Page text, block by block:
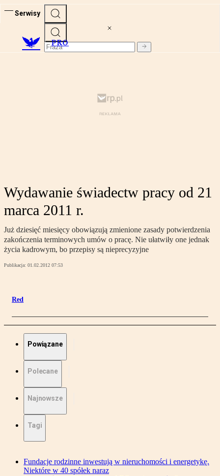
Serwisy
PRO
Wydawanie świadectw pracy od 21
marca 2011 r.
Już dziesięć miesięcy obowiązują zmienione zasady potwierdzenia
zakończenia terminowych umów o pracę. Nie ułatwiły one jednak
życia kadrowym, bo przepisy są nieprecyzyjne
Publikacja: 01.02.2012 07:53
Red
Powiązane
Polecane
Najnowsze
Tagi
Fundacje rodzinne inwestują w nieruchomości i energetykę.
Niektóre w 40 spółek naraz